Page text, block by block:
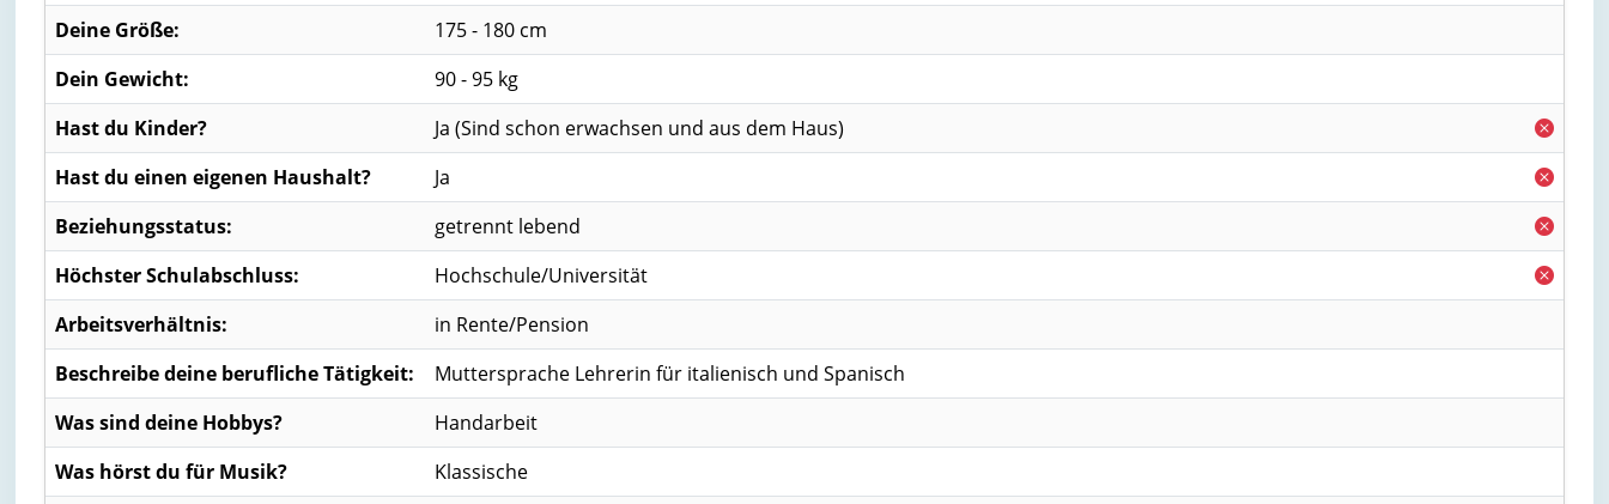
Deine Größe:
175 - 180 cm
Dein Gewicht:
90 - 95 kg
Hast du Kinder?
Ja (Sind schon erwachsen und aus dem Haus)
Hast du einen eigenen Haushalt?
Ja
Beziehungsstatus:
getrennt lebend
Höchster Schulabschluss:
Hochschule/Universität
Arbeitsverhältnis:
in Rente/Pension
Beschreibe deine berufliche Tätigkeit:
Muttersprache Lehrerin für italienisch und Spanisch
Was sind deine Hobbys?
Handarbeit
Was hörst du für Musik?
Klassische